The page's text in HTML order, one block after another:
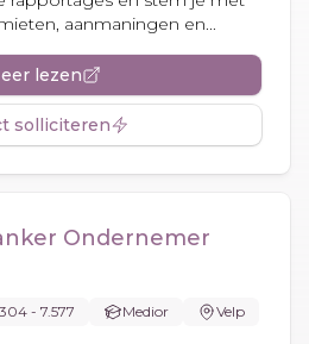
aanmaningen en...
lezen
solliciteren
Ondernemer
- 7.577 Medior Velp